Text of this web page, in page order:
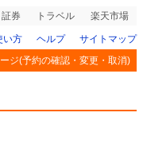
証券 トラベル 楽天市場
い方 ヘルプ
サイトマップ
ジ(予約の確認・変更・取消)